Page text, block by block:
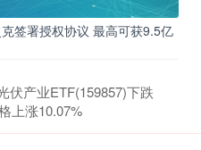
签署授权协议 最高可获9.5亿
伏产业ETF(159857)下跌
上涨10.07%